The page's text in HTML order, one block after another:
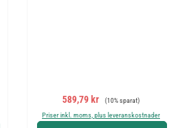
Försäljningspris:
589,79 kr Ordinarie pris:
(10% sparat)
Priser inkl. moms, plus leveranskostnader